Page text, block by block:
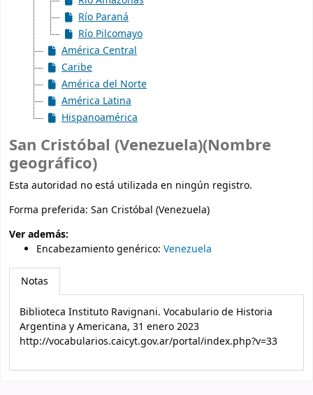
Río Paraná
Río Pilcomayo
América Central
Caribe
América del Norte
América Latina
Hispanoamérica
San Cristóbal (Venezuela)(Nombre
geográfico)
Esta autoridad no está utilizada en ningún registro.
Forma preferida: San Cristóbal (Venezuela)
Ver además:
Encabezamiento genérico: Venezuela
Notas
Biblioteca Instituto Ravignani. Vocabulario de Historia
Argentina y Americana, 31 enero 2023
http://vocabularios.caicyt.gov.ar/portal/index.php?v=33